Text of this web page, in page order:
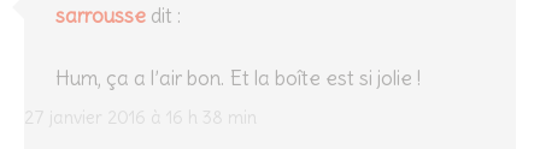
sarrousse dit :
27 janvier 2016 à 16 h 38 min
Hum, ça a l’air bon. Et la boîte est si jolie !